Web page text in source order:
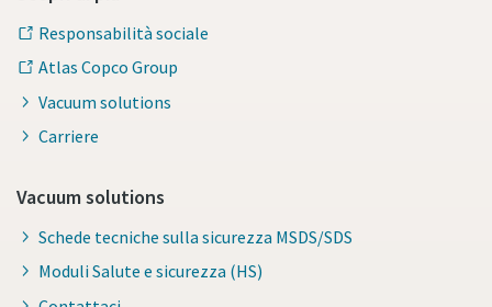
Responsabilità sociale
Atlas Copco Group
Vacuum solutions
Carriere
Vacuum solutions
Schede tecniche sulla sicurezza MSDS/SDS
Moduli Salute e sicurezza (HS)